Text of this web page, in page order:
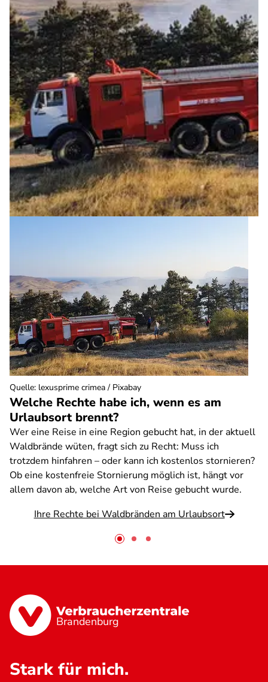
Welche Rechte habe ich, wenn es am
Urlaubsort brennt?
Wer eine Reise in eine Region gebucht hat, in der aktuell
Waldbrände wüten, fragt sich zu Recht: Muss ich
trotzdem hinfahren – oder kann ich kostenlos stornieren?
Ob eine kostenfreie Stornierung möglich ist, hängt vor
allem davon ab, welche Art von Reise gebucht wurde.
Ihre Rechte bei Waldbränden am Urlaubsort
Quelle: lexusprime crimea / Pixabay
Brandenburg
Stark für mich.